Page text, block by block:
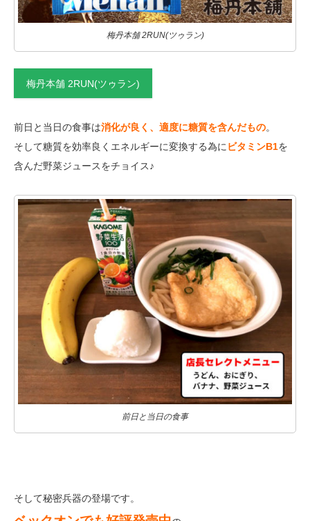
梅丹本舗 2RUN(ツゥラン)
梅丹本舗 2RUN(ツゥラン)
前日と当日の食事は消化が良く、適度に糖質を含んだもの。
そして糖質を効率良くエネルギーに変換する為にビタミンB1を
含んだ野菜ジュースをチョイス♪
前日と当日の食事
そして秘密兵器の登場です。